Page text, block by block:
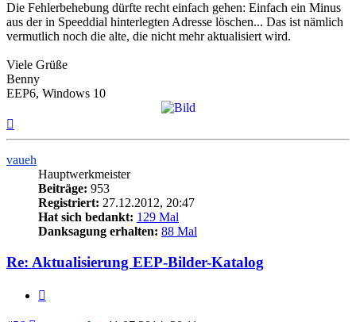
Die Fehlerbehebung dürfte recht einfach gehen: Einfach ein Minus
aus der in Speeddial hinterlegten Adresse löschen... Das ist nämlich
vermutlich noch die alte, die nicht mehr aktualisiert wird.
Viele Grüße
Benny
EEP6, Windows 10
vaueh
Hauptwerkmeister
Beiträge: 953
Registriert: 27.12.2012, 20:47
Hat sich bedankt: 129 Mal
Danksagung erhalten: 88 Mal
Re: Aktualisierung EEP-Bilder-Katalog